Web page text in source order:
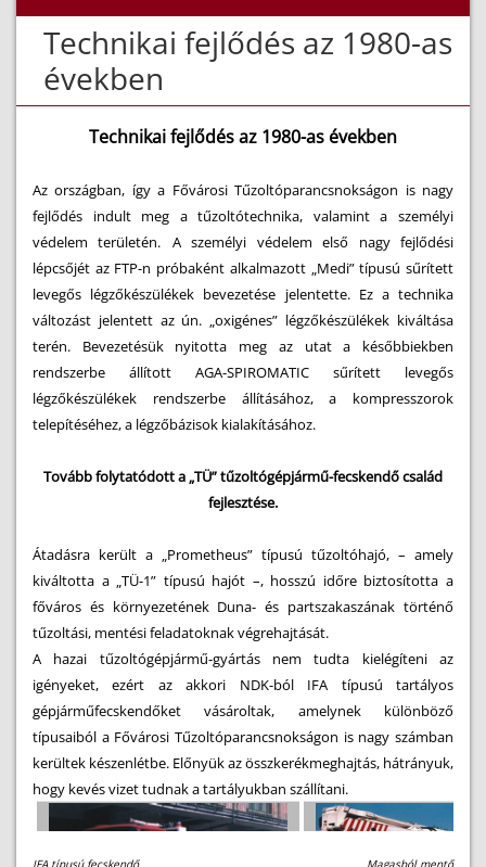
Technikai fejlődés az 1980-as
években
Technikai fejlődés az 1980-as években
Az országban, így a Fővárosi Tűzoltóparancsnokságon is nagy
fejlődés indult meg a tűzoltótechnika, valamint a személyi
védelem területén.
A személyi védelem első nagy fejlődési
lépcsőjét az FTP-n próbaként alkalmazott „Medi” típusú sűrített
levegős légzőkészülékek bevezetése jelentette. Ez a technika
változást jelentett az ún. „oxigénes” légzőkészülékek kiváltása
terén. Bevezetésük nyitotta meg az utat a későbbiekben
rendszerbe állított AGA-SPIROMATIC sűrített levegős
légzőkészülékek rendszerbe állításához, a kompresszorok
telepítéséhez, a légzőbázisok kialakításához.
Tovább folytatódott a „TÜ” tűzoltógépjármű-fecskendő család
fejlesztése.
Átadásra került a „Prometheus” típusú tűzoltóhajó, – amely
kiváltotta a „TÜ-1” típusú hajót –, hosszú időre biztosította a
főváros és környezetének Duna- és partszakaszának történő
tűzoltási, mentési feladatoknak végrehajtását.
A hazai tűzoltógépjármű-gyártás nem tudta kielégíteni az
igényeket, ezért az akkori NDK-ból IFA típusú tartályos
gépjárműfecskendőket vásároltak, amelynek különböző
típusaiból a Fővárosi Tűzoltóparancsnokságon is nagy számban
kerültek készenlétbe. Előnyük az összkerékmeghajtás, hátrányuk,
hogy kevés vizet tudnak a tartályukban szállítani.
IFA típusú fecskendő Magasból mentő